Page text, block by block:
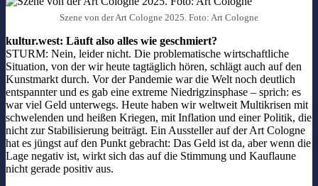
Szene von der Art Cologne 2025. Foto: Art Cologne
kultur.west: Läuft also alles wie geschmiert?
STURM: Nein, leider nicht. Die problematische wirtschaftliche
Situation, von der wir heute tagtäglich hören, schlägt auch auf den
Kunstmarkt durch. Vor der Pandemie war die Welt noch deutlich
entspannter und es gab eine extreme Niedrigzinsphase – sprich: es
war viel Geld unterwegs. Heute haben wir weltweit Multikrisen mit
schwelenden und heißen Kriegen, mit Inflation und einer Politik, die
nicht zur Stabilisierung beiträgt. Ein Aussteller auf der Art Cologne
hat es jüngst auf den Punkt gebracht: Das Geld ist da, aber wenn die
Lage negativ ist, wirkt sich das auf die Stimmung und Kauflaune
nicht gerade positiv aus.